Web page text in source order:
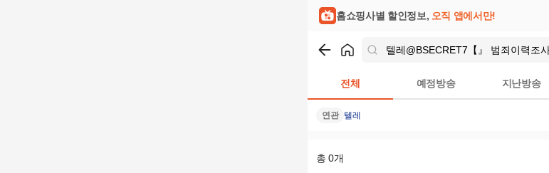
홈쇼핑사별 할인정보, 오직 앱에서만!
전체 예정방송 지난방송
연관 텔레
총0개
텔레@BSECRET7【』 범죄이력조사힘든일해드립니다 검색결과 | 홈쇼핑모아